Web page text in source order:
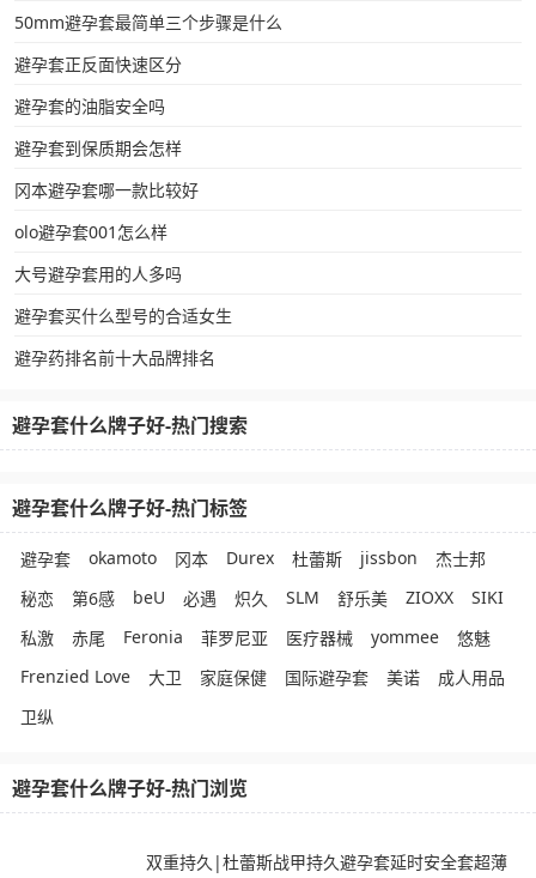
50mm避孕套最简单三个步骤是什么
避孕套正反面快速区分
避孕套的油脂安全吗
避孕套到保质期会怎样
冈本避孕套哪一款比较好
olo避孕套001怎么样
大号避孕套用的人多吗
避孕套买什么型号的合适女生
避孕药排名前十大品牌排名
避孕套什么牌子好-热门搜索
避孕套什么牌子好-热门标签
避孕套 okamoto 冈本 Durex 杜蕾斯 jissbon
杰士邦
秘恋
第6感 beU 必遇 炽久 SLM 舒乐美 ZIOXX
SIKI
私激
赤尾 Feronia 菲罗尼亚 医疗器械 yommee
悠魅
Frenzied Love
大卫 家庭保健 国际避孕套 美诺
成人用品
卫纵
避孕套什么牌子好-热门浏览
双重持久|杜蕾斯战甲持久避孕套延时安全套超薄